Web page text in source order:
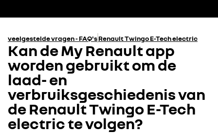
veelgestelde vragen - FAQ'sRenault Twingo E-Tech electric
Kan de My Renault app
worden gebruikt om de
laad- en
verbruiksgeschiedenis van
de Renault Twingo E-Tech
electric te volgen?